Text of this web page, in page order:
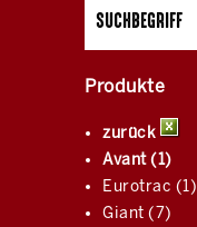
Produkte
zurück
Avant (1)
Eurotrac (1)
Giant (7)